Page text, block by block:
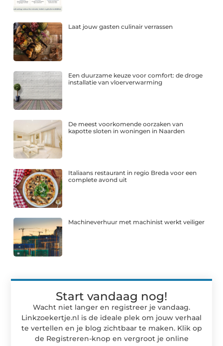
Laat jouw gasten culinair verrassen
Een duurzame keuze voor comfort: de droge
installatie van vloerverwarming
De meest voorkomende oorzaken van
kapotte sloten in woningen in Naarden
Italiaans restaurant in regio Breda voor een
complete avond uit
Machineverhuur met machinist werkt veiliger
Start vandaag nog!
Wacht niet langer en registreer je vandaag.
Linkzoekertje.nl is de ideale plek om jouw verhaal
te vertellen en je blog zichtbaar te maken. Klik op
de Registreren-knop en vergroot je online